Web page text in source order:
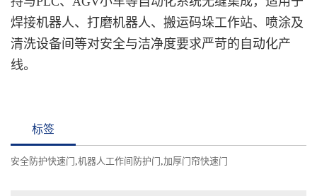
焊接机器人、打磨机器人、搬运码垛工作站、喷涂及
清洗设备间等对安全与洁净度要求严苛的自动化产
线。
标签
安全防护快速门 ,机器人工作间防护门 ,加厚门帘快速门